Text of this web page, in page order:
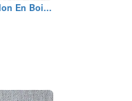
En Boi...